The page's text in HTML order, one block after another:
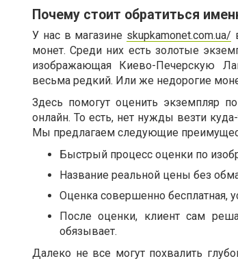
Почему стоит обратиться
У нас в магазине skupkamonet.com.ua/
монет. Среди них есть золотые
изображающая Киево-Печерскую
весьма редкий. Или же недорогие
Здесь помогут оценить экземпляр
онлайн. То есть, нет нужды везти
Мы предлагаем следующие
Быстрый процесс оценки по
Название реальной цены без
Оценка совершенно бесплатная,
После оценки, клиент сам
обязывает.
Далеко не все могут похвалить